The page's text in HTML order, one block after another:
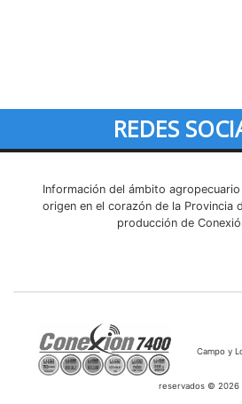
REDES
Información del ámbito
origen en el corazón de la Provincia
producción de
Campo y
reservados © 2026